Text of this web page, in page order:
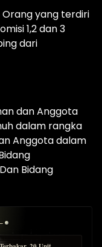
yang terdiri
1,2 dan 3
dari
dan Anggota
dalam rangka
Anggota dalam
Bidang